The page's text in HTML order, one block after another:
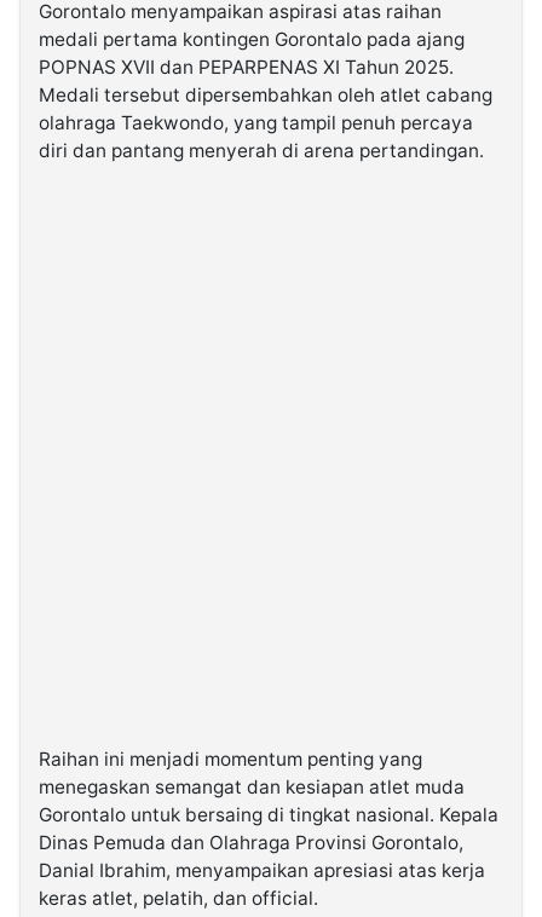
Kabarbaru.co
2026
Gorontalo menyampaikan aspirasi atas raihan
medali pertama kontingen Gorontalo pada ajang
POPNAS XVII dan PEPARPENAS XI Tahun 2025.
Medali tersebut dipersembahkan oleh atlet cabang
olahraga Taekwondo, yang tampil penuh percaya
diri dan pantang menyerah di arena pertandingan.
Raihan ini menjadi momentum penting yang
menegaskan semangat dan kesiapan atlet muda
Gorontalo untuk bersaing di tingkat nasional. Kepala
Dinas Pemuda dan Olahraga Provinsi Gorontalo,
Danial Ibrahim, menyampaikan apresiasi atas kerja
keras atlet, pelatih, dan official.